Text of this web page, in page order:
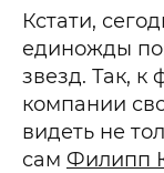
Кстати,
единожды
звезд. Так,
компании
видеть не
сам Филипп